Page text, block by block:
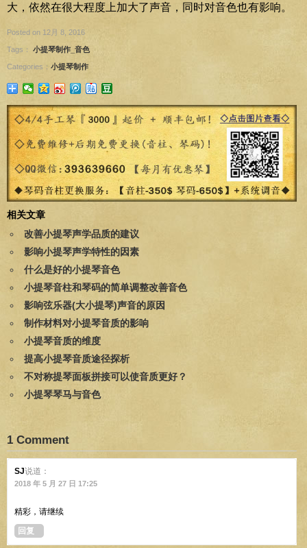
大，依然在很大程度上加大了声音，同时对音色也有影响。
Posted on 12月 8, 2016
Tags： 小提琴制作_音色
Categories： 小提琴制作
相关文章
改善小提琴声学品质的建议
影响小提琴声学特性的因素
什么是好的小提琴音色
小提琴音柱和琴码的简单调整改善音色
影响弦乐器(大小提琴)声音的原因
制作材料对小提琴音质的影响
小提琴音质的维度
提高小提琴音质途径探析
不对称提琴面板拼接可以使音质更好？
小提琴琴马与音色
1 Comment
SJ说道：
2018 年 5 月 27 日 17:25
精彩，请继续
回复